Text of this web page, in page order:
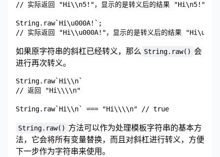
// 实际返回 "Hi\\n5!"，显示的是转义后的结果 "Hi\n5!"
String.raw`Hi\u000A!`;
如果原字符串的斜杠已经转义，那么 String.raw() 会
进行再次转义。
String.raw`Hi\\n`
// 返回 "Hi\\\\n"
String.raw() 方法可以作为处理模板字符串的基本方
法，它会将所有变量替换，而且对斜杠进行转义，方便
下一步作为字符串来使用。